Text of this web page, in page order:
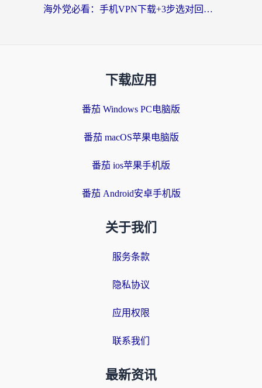
海外党必看：手机VPN下载+3步选对回国加速器，无缝刷国内资源不再愁
下载应用
番茄 Windows PC电脑版
番茄 macOS苹果电脑版
番茄 ios苹果手机版
番茄 Android安卓手机版
关于我们
服务条款
隐私协议
应用权限
联系我们
最新资讯